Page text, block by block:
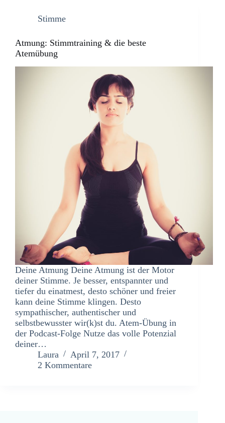
Stimme
Atmung: Stimmtraining & die beste
Atemübung
Deine Atmung Deine Atmung ist der Motor
deiner Stimme. Je besser, entspannter und
tiefer du einatmest, desto schöner und freier
kann deine Stimme klingen. Desto
sympathischer, authentischer und
selbstbewusster wir(k)st du. Atem-Übung in
der Podcast-Folge Nutze das volle Potenzial
deiner…
Laura
April 7, 2017
2 Kommentare